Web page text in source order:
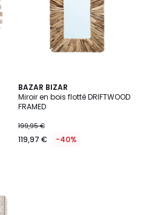
BAZAR BIZAR
Miroir en bois flotté DRIFTWOOD
FRAMED
199,95 €
119,97 € -40%